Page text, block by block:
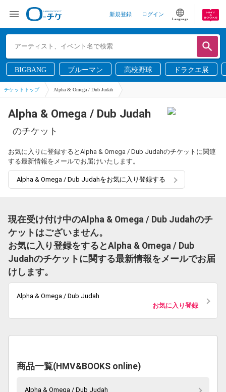
新規登録 ログイン
Language
BIGBANG ブルーマン 高校野球 ドラクエ展
チケットトップ Alpha & Omega / Dub Judah
Alpha & Omega / Dub Judah
のチケット
お気に入りに登録するとAlpha & Omega / Dub Judahのチケットに関連
する最新情報をメールでお届けいたします。
Alpha & Omega / Dub Judahをお気に入り登録する
現在受け付け中のAlpha & Omega / Dub Judahのチ
ケットはございません。
お気に入り登録をするとAlpha & Omega / Dub
Judahのチケットに関する最新情報をメールでお届
けします。
Alpha & Omega / Dub Judah
お気に入り登録
商品一覧(HMV&BOOKS online)
Alpha & Omega / Dub Judah